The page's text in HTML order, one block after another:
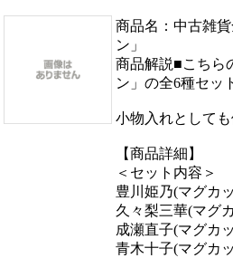
商品名：中古雑
ン」
商品解説■こちら
ン」の全6種セッ
小物入れとして
【商品詳細】
＜セット内容＞
豊川姫乃(マグカ
久々梨三華(マグ
成瀬直子(マグカ
青木十子(マグカ